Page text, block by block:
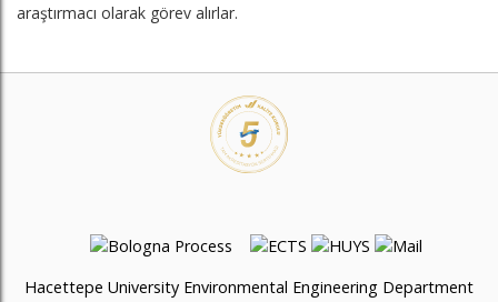
araştırmacı olarak görev alırlar.
Hacettepe University Environmental Engineering Department